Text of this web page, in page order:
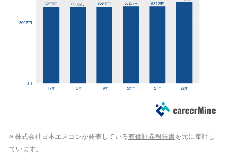
※ 株式会社日本エスコンが発表している有価証券報告書を元に集計し
ています。